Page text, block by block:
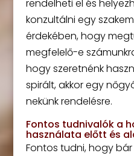
rendelheti el és
konzultálni egy
érdekében, hogy
megfelelő-e
hogy szeretnénk
spirált, akkor egy
nekünk rendelésre.
Fontos tudnivalók a
használata előtt és
Fontos tudni, hogy